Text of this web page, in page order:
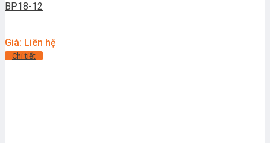
BP18-12
Giá: Liên hệ
Chi tiết